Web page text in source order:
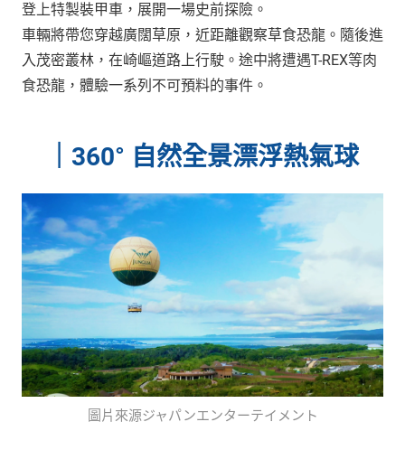
登上特製裝甲車，展開一場史前探險。
車輛將帶您穿越廣闊草原，近距離觀察草食恐龍。隨後進
入茂密叢林，在崎嶇道路上行駛。途中將遭遇T-REX等肉
食恐龍，體驗一系列不可預料的事件。
360° 自然全景漂浮熱氣球
圖片來源ジャパンエンターテイメント